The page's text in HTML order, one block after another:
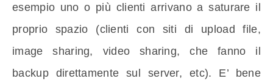
esempio uno o più clienti arrivano a saturare il
proprio spazio (clienti con siti di upload file,
image sharing, video sharing, che fanno il
backup direttamente sul server, etc). E’ bene